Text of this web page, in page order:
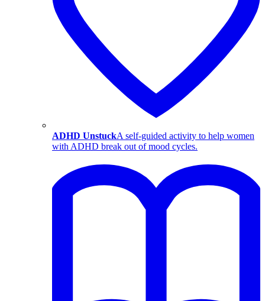
ADHD UnstuckA self-guided activity to help women
with ADHD break out of mood cycles.